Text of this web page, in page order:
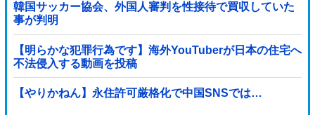
韓国サッカー協会、外国人審判を性接待で買収していた
事が判明
【明らかな犯罪行為です】海外YouTuberが日本の住宅へ
不法侵入する動画を投稿
【やりかねん】永住許可厳格化で中国SNSでは…